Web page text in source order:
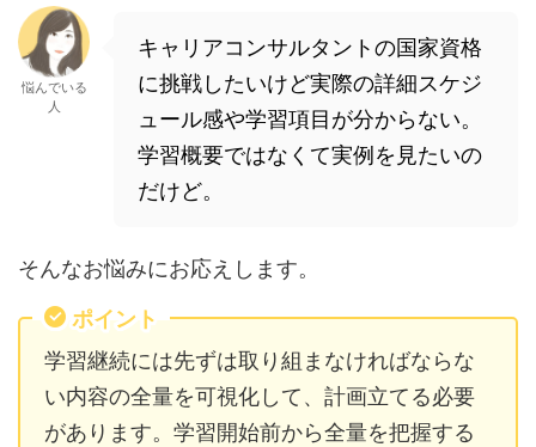
悩んでいる
人
キャリアコンサルタントの国家資格
に挑戦したいけど実際の詳細スケジ
ュール感や学習項目が分からない。
学習概要ではなくて実例を見たいの
だけど。
そんなお悩みにお応えします。
ポイント
学習継続には先ずは取り組まなければならな
い内容の全量を可視化して、計画立てる必要
があります。学習開始前から全量を把握する